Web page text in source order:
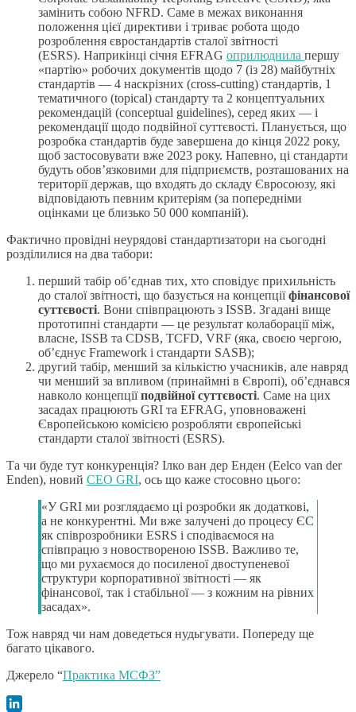
замінить собою NFRD. Саме в межах виконання
положення цієї директиви і триває робота щодо
розроблення євростандартів сталої звітності
(ESRS). Наприкінці січня EFRAG оприлюднила першу
«партію» робочих документів щодо 7 (із 28) майбутніх
стандартів — 4 наскрізних (cross-cutting) стандартів, 1
тематичного (topical) стандарту та 2 концептуальних
рекомендацій (conceptual guidelines), серед яких — і
рекомендації щодо подвійної суттєвості. Планується, що
розробка стандартів буде завершена до кінця 2022 року,
щоб застосовувати вже 2023 року. Напевно, ці стандарти
будуть обов’язковими для підприємств, розташованих на
території держав, що входять до складу Євросоюзу, які
відповідають певним критеріям (за попередніми
оцінками це близько 50 000 компаній).
Фактично провідні неурядові стандартизатори на сьогодні
розділилися на два табори:
перший табір об’єднав тих, хто сповідує прихильність
до сталої звітності, що базується на концепціїфінансової
суттєвості. Вони співпрацюють з ISSB. Згадані вище
прототипні стандарти — це результат колаборації між,
власне, ISSB та CDSB, TCFD, VRF (яка, своєю чергою,
об’єднує Framework і стандарти SASB);
другий табір, менший за кількістю учасників, але навряд
чи менший за впливом (принаймні в Європі), об’єднався
навколо концепціїподвійної суттєвості. Саме на цих
засадах працюють GRI та EFRAG, уповноважені
Європейською комісією розробляти європейські
стандарти сталої звітності (ESRS).
Та чи буде тут конкуренція? Ілко ван дер Енден (Eelco van der
Enden), новий CEO GRI, ось що каже стосовно цього:
«У GRI ми розглядаємо ці розробки як додаткові,
а не конкурентні. Ми вже залучені до процесу ЄС
як співрозробники ESRS і сподіваємося на
співпрацю з новоствореною ISSB. Важливо те,
що ми рухаємося до посиленої двоступеневої
структури корпоративної звітності — як
фінансової, так і стабільної — з кожним на рівних
засадах».
Тож навряд чи нам доведеться нудьгувати. Попереду ще
багато цікавого.
Джерело “Практика МСФЗ”